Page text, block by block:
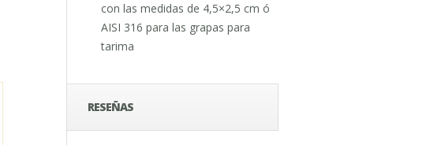
con las medidas de 4,5×2,5 cm ó
AISI 316 para las grapas para
tarima
RESEÑAS